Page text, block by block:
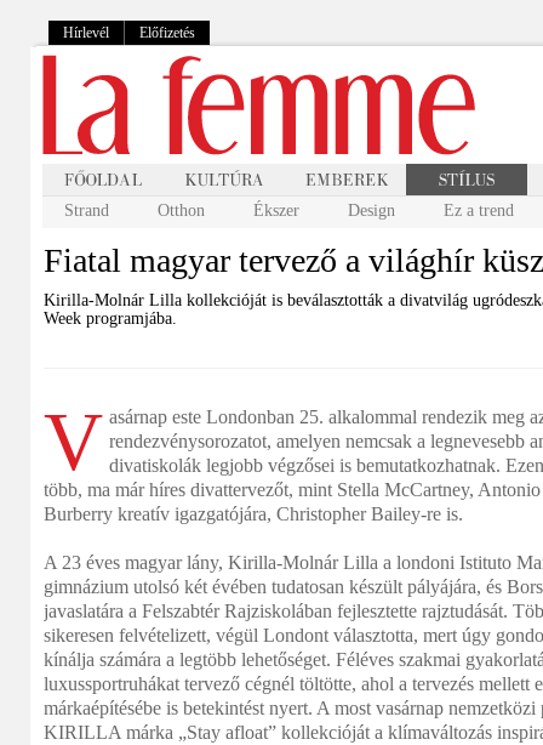
Hírlevél Előfizetés
Strand Otthon Ékszer Design Ez a trend
Fiatal magyar tervező a világhír
Kirilla-Molnár Lilla kollekcióját is beválasztották a divatvilág
Week programjába.
V asárnap este Londonban 25. alkalommal rendezik meg
rendezvénysorozatot, amelyen nemcsak a legnevesebb
divatiskolák legjobb végzősei is bemutatkozhatnak.
több, ma már híres divattervezőt, mint Stella McCartney,
Burberry kreatív igazgatójára, Christopher Bailey-re is.
A 23 éves magyar lány, Kirilla-Molnár Lilla a londoni Istituto
gimnázium utolsó két évében tudatosan készült pályájára, és
javaslatára a Felszabtér Rajziskolában fejlesztette rajztudását.
sikeresen felvételizett, végül Londont választotta, mert úgy
kínálja számára a legtöbb lehetőséget. Féléves szakmai
luxussportruhákat tervező cégnél töltötte, ahol a tervezés mellett
márkaépítésébe is betekintést nyert. A most vasárnap
KIRILLA márka „Stay afloat” kollekcióját a klímaváltozás